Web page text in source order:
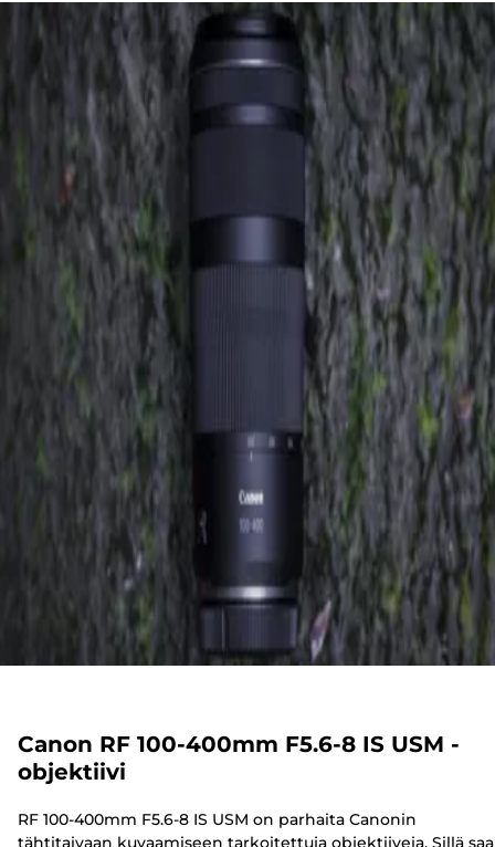
Canon RF 100-400mm F5.6-8 IS USM -
objektiivi
RF 100-400mm F5.6-8 IS USM on parhaita Canonin
tähtitaivaan kuvaamiseen tarkoitettuja objektiiveja. Sillä saa